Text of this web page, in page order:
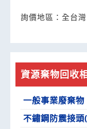
詢價地區： 全台灣
資源棄物回收
一般事業廢棄
不鏽鋼防震接